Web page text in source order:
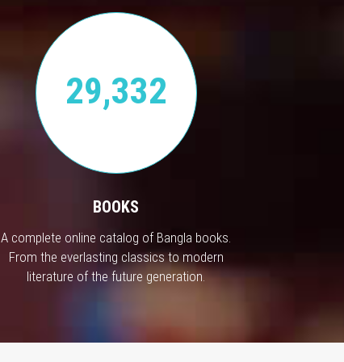
29,332
BOOKS
A complete online catalog of Bangla books.
From the everlasting classics to modern
literature of the future generation.